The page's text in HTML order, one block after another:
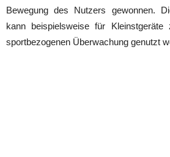
Bewegung des Nutzers gewonnen.
kann beispielsweise für Kleinstgeräte
sportbezogenen Überwachung genutzt